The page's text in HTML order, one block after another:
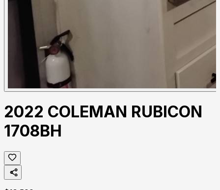
2022 COLEMAN RUBICON
1708BH